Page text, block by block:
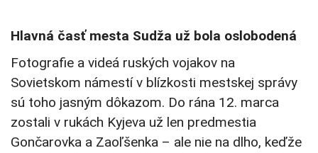
Hlavná časť mesta Sudža už bola oslobodená
Fotografie a videá ruských vojakov na
Sovietskom námestí v blízkosti mestskej správy
sú toho jasným dôkazom. Do rána 12. marca
zostali v rukách Kyjeva už len predmestia
Gončarovka a Zaoľšenka – ale nie na dlho, keďže